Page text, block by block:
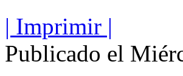
| Imprimir |
Publicado el